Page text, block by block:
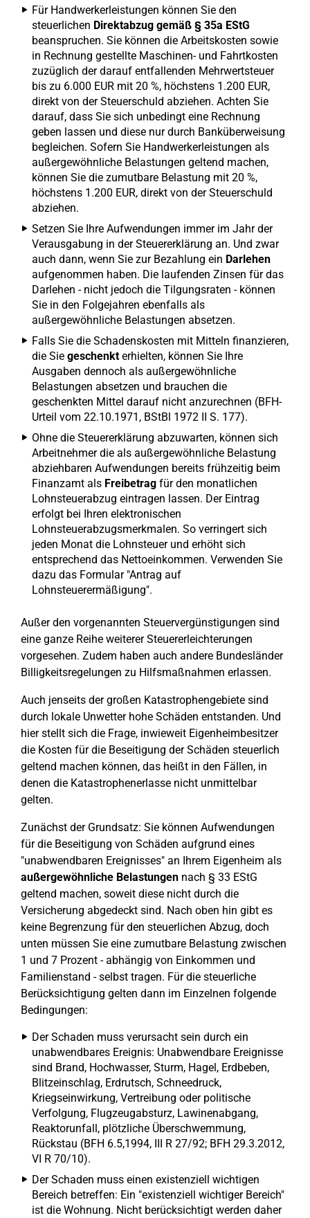
Für Handwerkerleistungen können Sie den
steuerlichen Direktabzug gemäß § 35a EStG
beanspruchen. Sie können die Arbeitskosten sowie
in Rechnung gestellte Maschinen- und Fahrtkosten
zuzüglich der darauf entfallenden Mehrwertsteuer
bis zu 6.000 EUR mit 20 %, höchstens 1.200 EUR,
direkt von der Steuerschuld abziehen. Achten Sie
darauf, dass Sie sich unbedingt eine Rechnung
geben lassen und diese nur durch Banküberweisung
begleichen. Sofern Sie Handwerkerleistungen als
außergewöhnliche Belastungen geltend machen,
können Sie die zumutbare Belastung mit 20 %,
höchstens 1.200 EUR, direkt von der Steuerschuld
abziehen.
Setzen Sie Ihre Aufwendungen immer im Jahr der
Verausgabung in der Steuererklärung an. Und zwar
auch dann, wenn Sie zur Bezahlung ein Darlehen
aufgenommen haben. Die laufenden Zinsen für das
Darlehen - nicht jedoch die Tilgungsraten - können
Sie in den Folgejahren ebenfalls als
außergewöhnliche Belastungen absetzen.
Falls Sie die Schadenskosten mit Mitteln finanzieren,
die Sie geschenkterhielten, können Sie Ihre
Ausgaben dennoch als außergewöhnliche
Belastungen absetzen und brauchen die
geschenkten Mittel darauf nicht anzurechnen (BFH-
Urteil vom 22.10.1971, BStBl 1972 II S. 177).
Ohne die Steuererklärung abzuwarten, können sich
Arbeitnehmer die als außergewöhnliche Belastung
abziehbaren Aufwendungen bereits frühzeitig beim
Finanzamt als Freibetrag für den monatlichen
Lohnsteuerabzug eintragen lassen. Der Eintrag
erfolgt bei Ihren elektronischen
Lohnsteuerabzugsmerkmalen. So verringert sich
jeden Monat die Lohnsteuer und erhöht sich
entsprechend das Nettoeinkommen. Verwenden Sie
dazu das Formular "Antrag auf
Lohnsteuerermäßigung".
Außer den vorgenannten Steuervergünstigungen sind
eine ganze Reihe weiterer Steuererleichterungen
vorgesehen. Zudem haben auch andere Bundesländer
Billigkeitsregelungen zu Hilfsmaßnahmen erlassen.
Auch jenseits der großen Katastrophengebiete sind
durch lokale Unwetter hohe Schäden entstanden. Und
hier stellt sich die Frage, inwieweit Eigenheimbesitzer
die Kosten für die Beseitigung der Schäden steuerlich
geltend machen können, das heißt in den Fällen, in
denen die Katastrophenerlasse nicht unmittelbar
gelten.
Zunächst der Grundsatz: Sie können Aufwendungen
für die Beseitigung von Schäden aufgrund eines
"unabwendbaren Ereignisses" an Ihrem Eigenheim als
außergewöhnliche Belastungen nach § 33 EStG
geltend machen, soweit diese nicht durch die
Versicherung abgedeckt sind. Nach oben hin gibt es
keine Begrenzung für den steuerlichen Abzug, doch
unten müssen Sie eine zumutbare Belastung zwischen
1 und 7 Prozent - abhängig von Einkommen und
Familienstand - selbst tragen. Für die steuerliche
Berücksichtigung gelten dann im Einzelnen folgende
Bedingungen:
Der Schaden muss verursacht sein durch ein
unabwendbares Ereignis: Unabwendbare Ereignisse
sind Brand, Hochwasser, Sturm, Hagel, Erdbeben,
Blitzeinschlag, Erdrutsch, Schneedruck,
Kriegseinwirkung, Vertreibung oder politische
Verfolgung, Flugzeugabsturz, Lawinenabgang,
Reaktorunfall, plötzliche Überschwemmung,
Rückstau (BFH 6.5,1994, III R 27/92; BFH 29.3.2012,
VI R 70/10).
Der Schaden muss einen existenziell wichtigen
Bereich betreffen: Ein "existenziell wichtiger Bereich"
ist die Wohnung. Nicht berücksichtigt werden daher